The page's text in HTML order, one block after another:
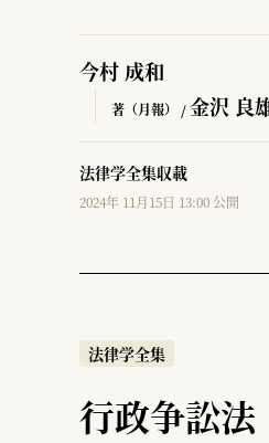
今村 成和
著（月報） /金沢 良
法律学全集収載
2024年 11月15日 13:00 公開
法律学全集
行政争訟